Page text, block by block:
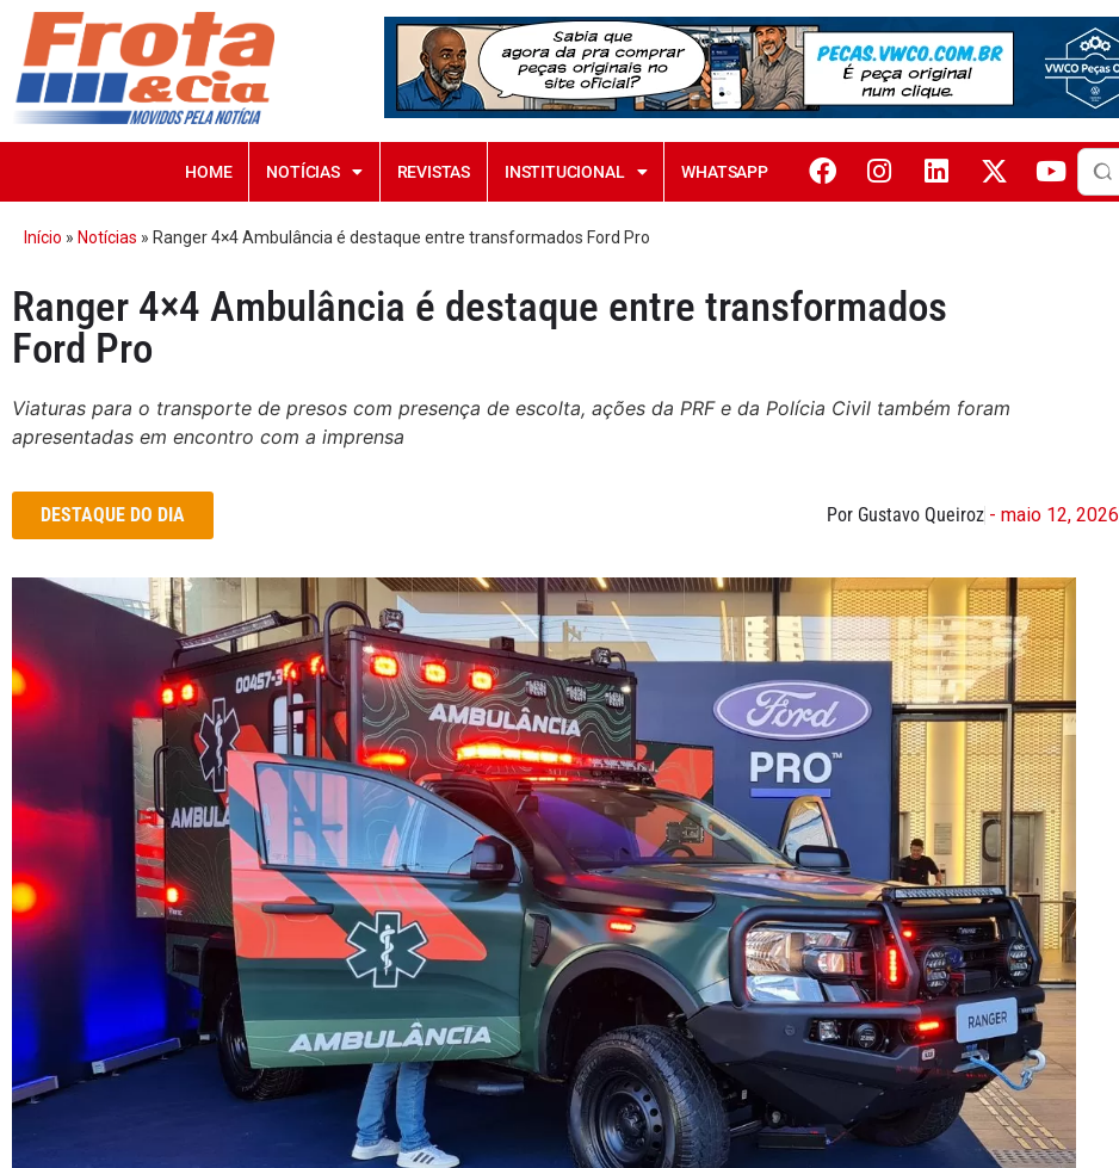
HOME NOTÍCIAS REVISTAS INSTITUCIONAL WHATSAPP
Início » Notícias » Ranger 4×4 Ambulância é destaque entre transformados Ford Pro
Ranger 4×4 Ambulância é destaque entre transformados
Ford Pro
Viaturas para o transporte de presos com presença de escolta, ações da PRF e da Polícia Civil também foram
apresentadas em encontro com a imprensa
DESTAQUE DO DIA Por Gustavo Queiroz - maio 12, 2026